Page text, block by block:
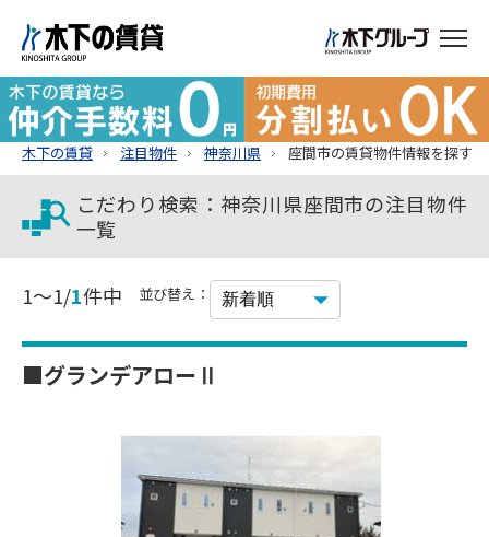
木下の賃貸 注目物件 神奈川県 座間市の賃貸物件情報を探す
こだわり検索：神奈川県座間市の注目物件
一覧
1～1/1件中 並び替え：
■グランデアローⅡ